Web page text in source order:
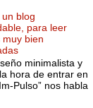
blog
para leer
bien
minimalista y
hora de entrar en
Pulso” nos habla